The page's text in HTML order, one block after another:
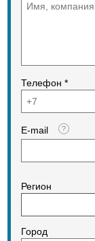
Телефон *
E-mail
Регион
Город